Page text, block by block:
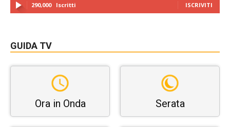
290,000 Iscritti ISCRIVITI
GUIDA TV
Ora in Onda Serata